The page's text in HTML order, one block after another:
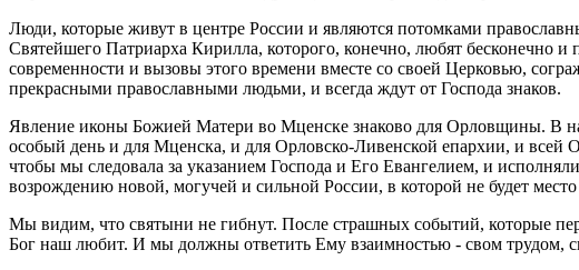
Люди, которые живут в центре России и являются потомками
Святейшего Патриарха Кирилла, которого, конечно, любят бесконечно и
современности и вызовы этого времени вместе со своей Церковью,
прекрасными православными людьми, и всегда ждут от Господа знаков.
Явление иконы Божией Матери во Мценске знаково для Орловщины. В
особый день и для Мценска, и для Орловско-Ливенской епархии, и
чтобы мы следовала за указанием Господа и Его Евангелием, и
возрождению новой, могучей и сильной России, в которой не будет
Мы видим, что святыни не гибнут. После страшных событий, которые
Бог наш любит. И мы должны ответить Ему взаимностью - свом трудом,